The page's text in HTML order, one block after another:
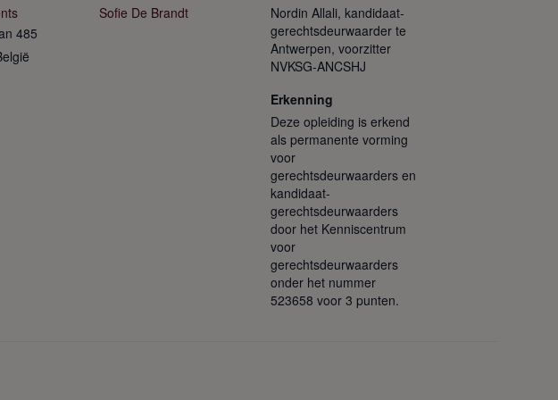
485
Sofie De Brandt
Nordin Allali, kandidaat-
gerechtsdeurwaarder te
Antwerpen, voorzitter
NVKSG-ANCSHJ
Erkenning
Deze opleiding is erkend
als permanente vorming
voor
gerechtsdeurwaarders en
kandidaat-
gerechtsdeurwaarders
door het Kenniscentrum
voor
gerechtsdeurwaarders
onder het nummer
523658 voor 3 punten.